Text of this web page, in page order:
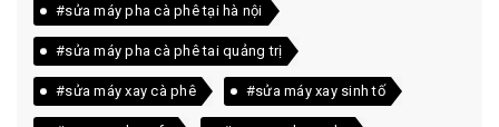
#sửa máy pha cà phê tại hà nội
#sửa máy pha cà phê tai quảng trị
#sửa máy xay cà phê #sửa máy xay sinh tố